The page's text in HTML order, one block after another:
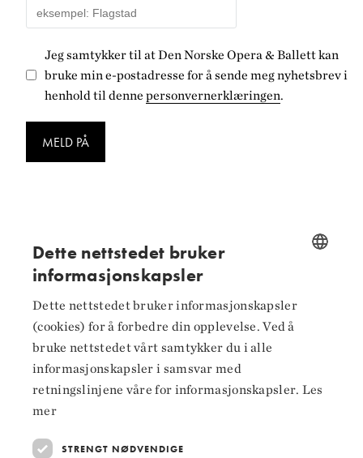
Jeg samtykker til at Den Norske Opera & Ballett kan
bruke min e-postadresse for å sende meg nyhetsbrev i
henhold til denne personvernerklæringen.
MELD PÅ
Følg oss på
Facebook
Instagram
LinkedIn
ENGLISH
Dette nettstedet bruker
informasjonskapsler
Dette nettstedet bruker informasjonskapsler
(cookies) for å forbedre din opplevelse. Ved å
bruke nettstedet vårt samtykker du i alle
informasjonskapsler i samsvar med
retningslinjene våre for informasjonskapsler. Les
mer
STRENGT NØDVENDIGE